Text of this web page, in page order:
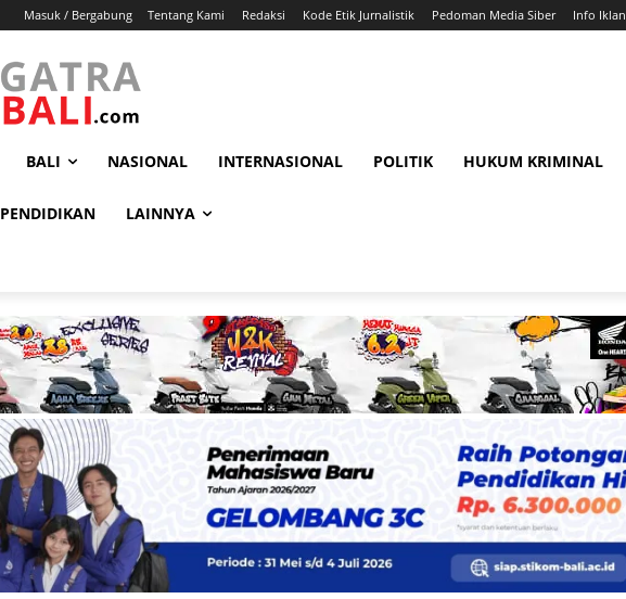
Masuk / Bergabung Tentang Kami Redaksi Kode Etik Jurnalistik Pedoman Media Siber Info Iklan
BALI NASIONAL INTERNASIONAL POLITIK HUKUM KRIMINAL
PENDIDIKAN LAINNYA